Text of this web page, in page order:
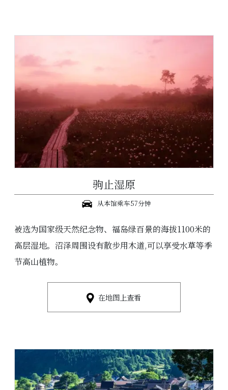
驹止湿原
从本馆乘车57分钟
被选为国家级天然纪念物、福岛绿百景的海拔1100米的
高层湿地。沼泽周围设有散步用木道,可以享受水草等季
节高山植物。
在地图上查看